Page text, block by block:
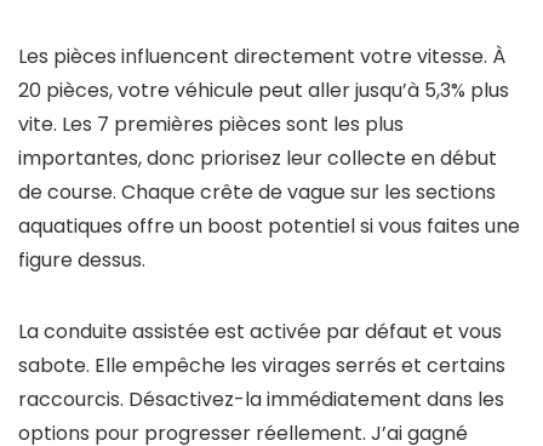
Les pièces influencent directement votre vitesse. À
20 pièces, votre véhicule peut aller jusqu’à 5,3% plus
vite. Les 7 premières pièces sont les plus
importantes, donc priorisez leur collecte en début
de course. Chaque crête de vague sur les sections
aquatiques offre un boost potentiel si vous faites une
figure dessus.
La conduite assistée est activée par défaut et vous
sabote. Elle empêche les virages serrés et certains
raccourcis. Désactivez-la immédiatement dans les
options pour progresser réellement. J’ai gagné